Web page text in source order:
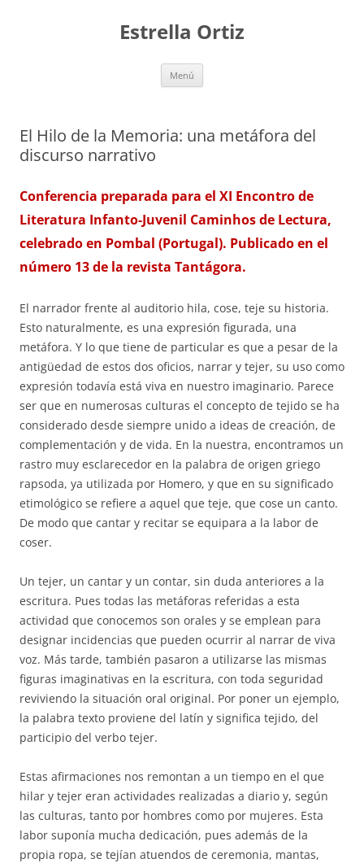
Estrella Ortiz
Menú
El Hilo de la Memoria: una metáfora del
discurso narrativo
Conferencia preparada para el XI Encontro de
Literatura Infanto-Juvenil Caminhos de Lectura,
celebrado en Pombal (Portugal). Publicado en el
número 13 de la revista Tantágora.
El narrador frente al auditorio hila, cose, teje su historia.
Esto naturalmente, es una expresión figurada, una
metáfora. Y lo que tiene de particular es que a pesar de la
antigüedad de estos dos oficios, narrar y tejer, su uso como
expresión todavía está viva en nuestro imaginario. Parece
ser que en numerosas culturas el concepto de tejido se ha
considerado desde siempre unido a ideas de creación, de
complementación y de vida. En la nuestra, encontramos un
rastro muy esclarecedor en la palabra de origen griego
rapsoda, ya utilizada por Homero, y que en su significado
etimológico se refiere a aquel que teje, que cose un canto.
De modo que cantar y recitar se equipara a la labor de
coser.
Un tejer, un cantar y un contar, sin duda anteriores a la
escritura. Pues todas las metáforas referidas a esta
actividad que conocemos son orales y se emplean para
designar incidencias que pueden ocurrir al narrar de viva
voz. Más tarde, también pasaron a utilizarse las mismas
figuras imaginativas en la escritura, con toda seguridad
reviviendo la situación oral original. Por poner un ejemplo,
la palabra texto proviene del latín y significa tejido, del
participio del verbo tejer.
Estas afirmaciones nos remontan a un tiempo en el que
hilar y tejer eran actividades realizadas a diario y, según
las culturas, tanto por hombres como por mujeres. Esta
labor suponía mucha dedicación, pues además de la
propia ropa, se tejían atuendos de ceremonia, mantas,